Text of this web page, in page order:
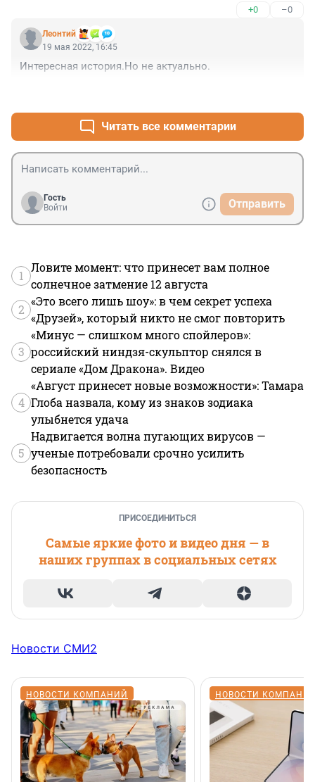
+0 –0
Леонтий
19 мая 2022, 16:45
Интересная история.Но не актуально.
Читать все комментарии
Гость
Войти
Отправить
1
Ловите момент: что принесет вам полное
солнечное затмение 12 августа
2
«Это всего лишь шоу»: в чем секрет успеха
«Друзей», который никто не смог повторить
3
«Минус — слишком много спойлеров»:
российский ниндзя-скульптор снялся в
сериале «Дом Дракона». Видео
4
«Август принесет новые возможности»: Тамара
Глоба назвала, кому из знаков зодиака
улыбнется удача
5
Надвигается волна пугающих вирусов —
ученые потребовали срочно усилить
безопасность
ПРИСОЕДИНИТЬСЯ
Самые яркие фото и видео дня — в
наших группах в социальных сетях
Новости СМИ2
НОВОСТИ КОМПАНИЙ НОВОСТИ